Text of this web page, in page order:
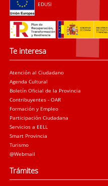
EDUSI
Te interesa
Atención al Ciudadano
Agenda Cultural
Boletín Oficial de la Provincia
Contribuyentes - OAR
Formación y Empleo
Participación Ciudadana
Servicios a EELL
Smart Provincia
Turismo
@Webmail
Trámites